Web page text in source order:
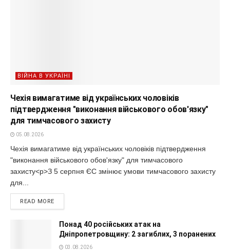
ВІЙНА В УКРАЇНІ
Чехія вимагатиме від українських чоловіків
підтвердження "виконання військового обов'язку"
для тимчасового захисту
05.08.2026
Чехія вимагатиме від українських чоловіків підтвердження
"виконання військового обов'язку" для тимчасового
захисту<p>З 5 серпня ЄС змінює умови тимчасового захисту
для...
READ MORE
Понад 40 російських атак на
Дніпропетровщину: 2 загиблих, 3 поранених
03.08.2026